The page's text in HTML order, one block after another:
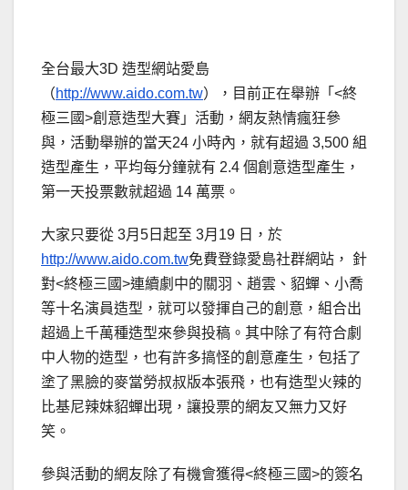
全台最大3D 造型網站愛島
（http://www.aido.com.tw），目前正在舉辦「<終
極三國>創意造型大賽」活動，網友熱情瘋狂參
與，活動舉辦的當天24 小時內，就有超過 3,500 組
造型產生，平均每分鐘就有 2.4 個創意造型產生，
第一天投票數就超過 14 萬票。
大家只要從 3月5日起至 3月19 日，於
http://www.aido.com.tw免費登錄愛島社群網站， 針
對<終極三國>連續劇中的關羽、趙雲、貂蟬、小喬
等十名演員造型，就可以發揮自己的創意，組合出
超過上千萬種造型來參與投稿。其中除了有符合劇
中人物的造型，也有許多搞怪的創意產生，包括了
塗了黑臉的麥當勞叔叔版本張飛，也有造型火辣的
比基尼辣妹貂蟬出現，讓投票的網友又無力又好
笑。
參與活動的網友除了有機會獲得<終極三國>的簽名